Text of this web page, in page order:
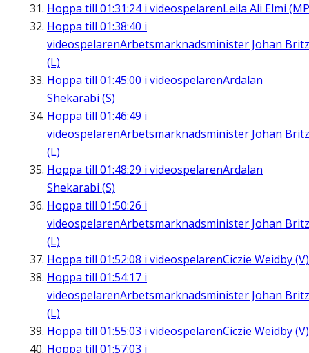
Hoppa till 01:31:24i videospelarenLeila Ali Elmi
Hoppa till 01:38:40 i
videospelarenArbetsmarknadsminister Johan Britz
(L)
Hoppa till 01:45:00 i videospelarenArdalan
Shekarabi (S)
Hoppa till 01:46:49 i
videospelarenArbetsmarknadsminister Johan Britz
(L)
Hoppa till 01:48:29 i videospelarenArdalan
Shekarabi (S)
Hoppa till 01:50:26 i
videospelarenArbetsmarknadsminister Johan Britz
(L)
Hoppa till 01:52:08 i videospelarenCiczie Weidby (V)
Hoppa till 01:54:17 i
videospelarenArbetsmarknadsminister Johan Britz
(L)
Hoppa till 01:55:03 i videospelarenCiczie Weidby (V)
Hoppa till 01:57:03 i